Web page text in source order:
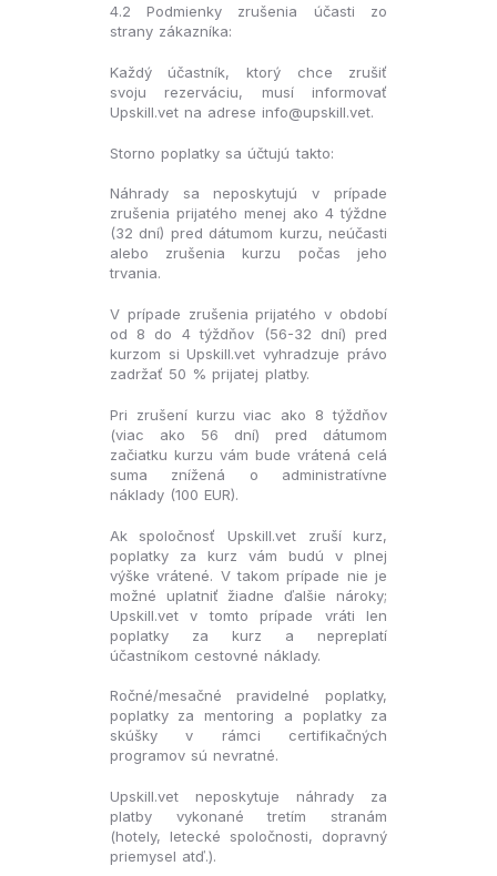
4.2 Podmienky zrušenia účasti zo
strany zákazníka:
Každý účastník, ktorý chce zrušiť
svoju rezerváciu, musí informovať
Upskill.vet na adrese info@upskill.vet.
Storno poplatky sa účtujú takto:
Náhrady sa neposkytujú v prípade
zrušenia prijatého menej ako 4 týždne
(32 dní) pred dátumom kurzu, neúčasti
alebo zrušenia kurzu počas jeho
trvania.
V prípade zrušenia prijatého v období
od 8 do 4 týždňov (56-32 dní) pred
kurzom si Upskill.vet vyhradzuje právo
zadržať 50 % prijatej platby.
Pri zrušení kurzu viac ako 8 týždňov
(viac ako 56 dní) pred dátumom
začiatku kurzu vám bude vrátená celá
suma znížená o administratívne
náklady (100 EUR).
Ak spoločnosť Upskill.vet zruší kurz,
poplatky za kurz vám budú v plnej
výške vrátené. V takom prípade nie je
možné uplatniť žiadne ďalšie nároky;
Upskill.vet v tomto prípade vráti len
poplatky za kurz a nepreplatí
účastníkom cestovné náklady.
Ročné/mesačné pravidelné poplatky,
poplatky za mentoring a poplatky za
skúšky v rámci certifikačných
programov sú nevratné.
Upskill.vet neposkytuje náhrady za
platby vykonané tretím stranám
(hotely, letecké spoločnosti, dopravný
priemysel atď.).